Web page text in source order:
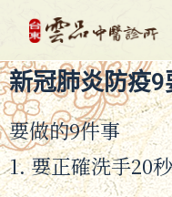
新冠肺炎防疫9
要做的9件事
1. 要正確洗手20秒